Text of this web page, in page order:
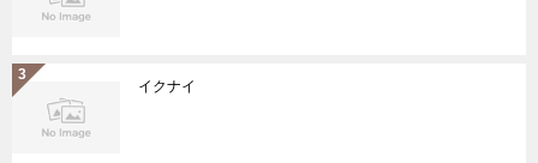
イクナイ